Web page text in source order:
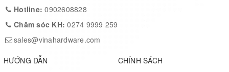
Hotline:0902608828
Chăm sóc KH:0274 9999 259
sales@vinahardware.com
HƯỚNG DẪN
CHÍNH SÁCH